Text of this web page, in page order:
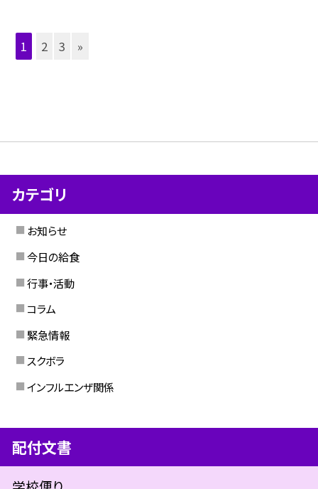
1 2 3 »
カテゴリ
お知らせ
今日の給食
行事・活動
コラム
緊急情報
スクボラ
インフルエンザ関係
配付文書